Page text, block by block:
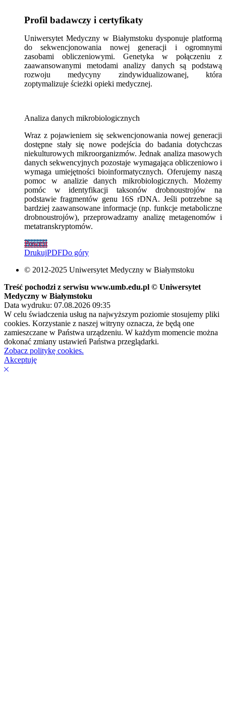
Profil badawczy i certyfikaty
Uniwersytet Medyczny w Białymstoku dysponuje platformą
do sekwencjonowania nowej generacji i ogromnymi
zasobami obliczeniowymi. Genetyka w połączeniu z
zaawansowanymi metodami analizy danych są podstawą
rozwoju medycyny zindywidualizowanej, która
zoptymalizuje ścieżki opieki medycznej.
Analiza danych mikrobiologicznych
Wraz z pojawieniem się sekwencjonowania nowej generacji
dostępne stały się nowe podejścia do badania dotychczas
niekulturowych mikroorganizmów. Jednak analiza masowych
danych sekwencyjnych pozostaje wymagająca obliczeniowo i
wymaga umiejętności bioinformatycznych. Oferujemy naszą
pomoc w analizie danych mikrobiologicznych. Możemy
pomóc w identyfikacji taksonów drobnoustrojów na
podstawie fragmentów genu 16S rDNA. Jeśli potrzebne są
bardziej zaawansowane informacje (np. funkcje metaboliczne
drobnoustrojów), przeprowadzamy analizę metagenomów i
metatranskryptomów.
Powrót
DrukujPDFDo góry
© 2012-2025 Uniwersytet Medyczny w Białymstoku
Treść pochodzi z serwisu www.umb.edu.pl © Uniwersytet
Medyczny w Białymstoku
Data wydruku: 07.08.2026 09:35
W celu świadczenia usług na najwyższym poziomie stosujemy pliki
cookies. Korzystanie z naszej witryny oznacza, że będą one
zamieszczane w Państwa urządzeniu. W każdym momencie można
dokonać zmiany ustawień Państwa przeglądarki.
Zobacz politykę cookies.
Akceptuję